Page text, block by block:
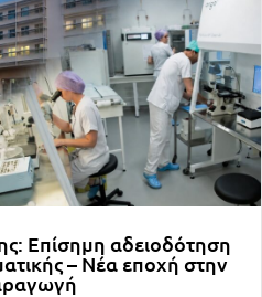
Επίσημη αδειοδότηση
– Νέα εποχή στην